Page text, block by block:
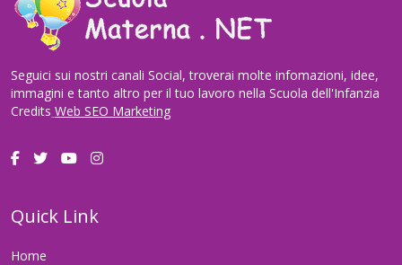
Seguici sui nostri canali Social, troverai molte infomazioni, idee,
immagini e tanto altro per il tuo lavoro nella Scuola dell'Infanzia
Credits Web SEO Marketing
Quick Link
Home